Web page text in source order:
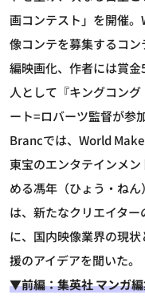
画コンテスト」を開催
像コンテを募集するコ
編映画化、作者には賞
人として『キングコン
ート=ロバーツ監督が参
Brancでは、World
東宝のエンタテインメ
める馮年（ひょう・ね
は、新たなクリエイタ
に、国内映像業界の現
援のアイデアを聞いた。
▼前編：集英社 マンガ